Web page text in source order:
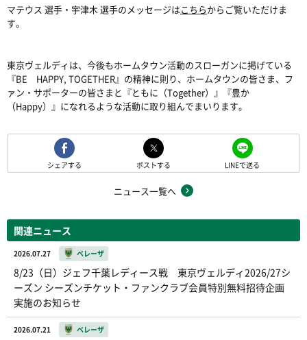
マテウス 選手・宇津木選手のメッセージはこちらからご覧いただけま
す。
東京ヴェルディは、今後もホームタウン活動のスローガンに掲げている
『BE HAPPY, TOGETHER』の精神に則り、ホームタウンの皆さま、フ
ァン・サポーターの皆さまと『ともに（Together）』『豊か
（Happy）』になれるような活動に取り組んでまいります。
シェアする ポストする LINEで送る
ニュース一覧へ
関連ニュース
2026.07.27 ベレーザ
8/23（日）ジェフ千葉レディース戦 東京ヴェルディ2026/27シ
ーズン シーズンチケット・ファンクラブ会員特別無料招待企画
実施のお知らせ
2026.07.21 ベレーザ